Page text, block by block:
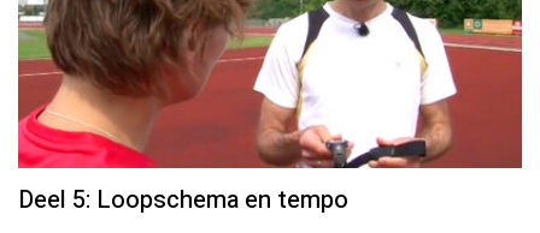
Deel 5: Loopschema en tempo